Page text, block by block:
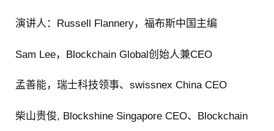
演讲人：Russell Flannery，福布斯中国主编
Sam Lee，Blockchain Global创始人兼CEO
孟善能，瑞士科技领事、swissnex China CEO
柴山贵俊, Blockshine Singapore CEO、Blockchain